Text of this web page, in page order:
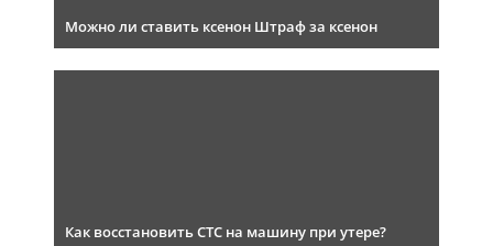
Можно ли ставить ксенон Штраф за ксенон
Как восстановить СТС на машину при утере?